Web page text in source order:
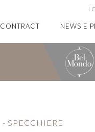
CONTRACT NEWS E
- SPECCHIERE